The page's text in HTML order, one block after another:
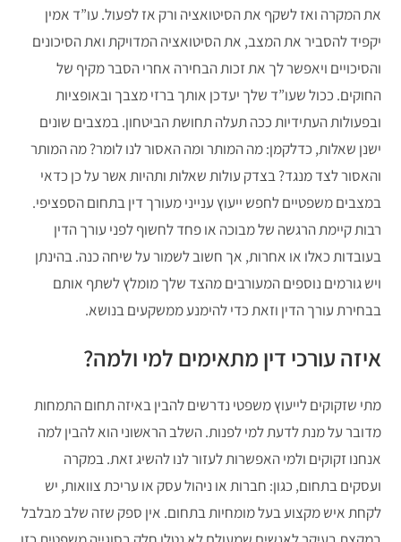
את המקרה ואז לשקף את הסיטואציה ורק אז לפעול. עו”ד אמין
יקפיד להסביר את המצב, את הסיטואציה המדויקת ואת הסיכונים
והסיכויים ויאפשר לך את זכות הבחירה אחרי הסבר מקיף של
החוקים. ככול שעו”ד שלך יעדכן אותך ברזי מצבך ובאופציות
ובפעולות העתידיות ככה תעלה תחושת הביטחון. במצבים שונים
ישנן שאלות, כדלקמן: מה המותר ומה האסור לנו לומר? מה המותר
והאסור לצד מנגד? בצדק עולות שאלות ותהיות אשר על כן כדאי
במצבים משפטיים לחפש ייעוץ ענייני מעורך דין בתחום הספציפי.
רבות קיימת הרגשה של מבוכה או פחד לחשוף לפני עורך הדין
בעובדות כאלו או אחרות, אך חשוב לשמור על שיחה כנה. בהינתן
ויש גורמים נוספים המעורבים מהצד שלך מומלץ לשתף אותם
בבחירת עורך הדין וזאת כדי להימנע ממשקעים בנושא.
איזה עורכי דין מתאימים למי ולמה?
מתי שזקוקים לייעוץ משפטי נדרשים להבין באיזה תחום התמחות
מדובר על מנת לדעת למי לפנות. השלב הראשוני הוא להבין למה
אנחנו זקוקים ולמי האפשרות לעזור לנו להשיג זאת. במקרה
ועסקים בתחום, כגון: חברות או ניהול עסק או עריכת צוואות, יש
לקחת איש מקצוע בעל מומחיות בתחום. אין ספק שזה שלב מבלבל